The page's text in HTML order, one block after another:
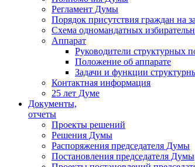
Регламент Думы
Порядок присутствия граждан на
Схема одномандатных
Аппарат
Руководители структурных
Положение об аппарате
Задачи и функции
Контактная информация
25 лет Думе
Документы,
отчеты
Проекты решений
Решения Думы
Распоряжения председателя Думы
Постановления председателя Думы